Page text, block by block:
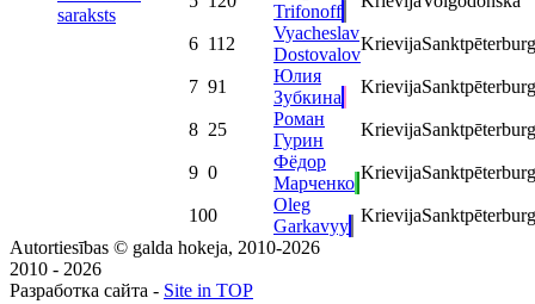
saraksts
Trifonoff
6 112
Vyacheslav
Dostovalov
Krievija
7 91
Юлия
Зубкина
Krievija
8 25
Роман
Гурин
Krievija
9 0
Фёдор
Марченко
Krievija
100
Oleg
Garkavyy
Krievija
Autortiesības © galda hokeja, 2010-2026
2010 - 2026
Разработка сайта - Site in TOP